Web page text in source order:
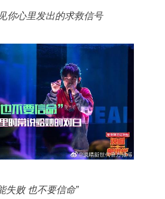
你心里发出的求救信号
失败 也不要信命”